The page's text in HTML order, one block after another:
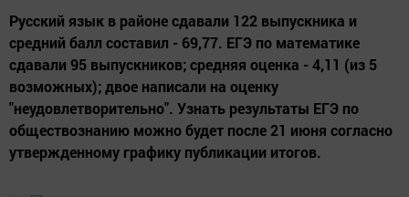
Русский язык в районе сдавали 122 выпускника и
средний балл составил - 69,77. ЕГЭ по математике
сдавали 95 выпускников; средняя оценка - 4,11 (из 5
возможных); двое написали на оценку
"неудовлетворительно". Узнать результаты ЕГЭ по
обществознанию можно будет после 21 июня согласно
утвержденному графику публикации итогов.